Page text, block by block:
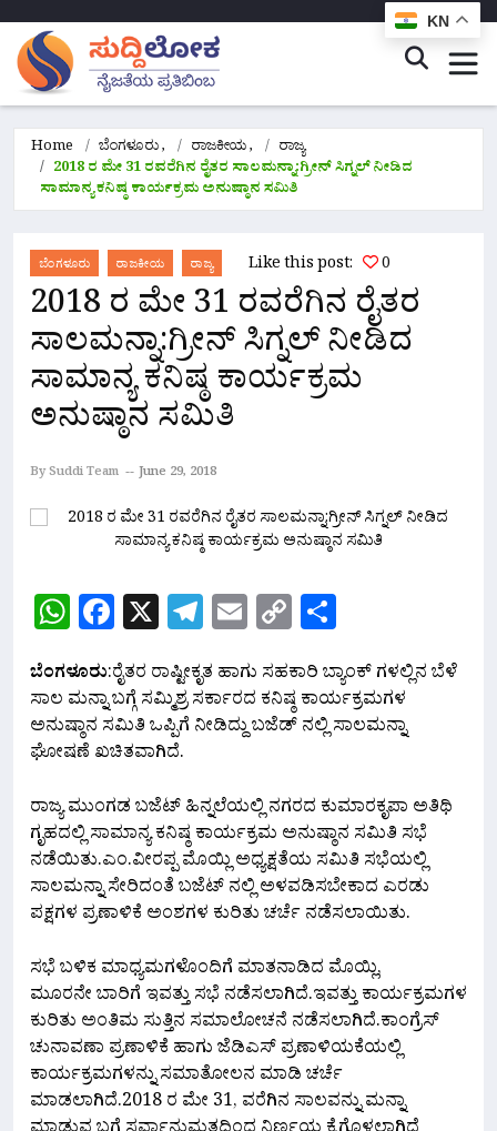
Home ಬೆಂಗಳೂರು, ರಾಜಕೀಯ,
ರಾಜ್ಯ
2018 ರ ಮೇ 31 ರವರೆಗಿನ ರೈತರ ಸಾಲಮನ್ನಾ:ಗ್ರೀನ್ ಸಿಗ್ನಲ್ ನೀಡಿದ
ಸಾಮಾನ್ಯ ಕನಿಷ್ಠ ಕಾರ್ಯಕ್ರಮ ಅನುಷ್ಠಾನ ಸಮಿತಿ
ಬೆಂಗಳೂರು ರಾಜಕೀಯ ರಾಜ್ಯ Like this post: 0
2018 ರ ಮೇ 31 ರವರೆಗಿನ ರೈತರ
ಸಾಲಮನ್ನಾ:ಗ್ರೀನ್ ಸಿಗ್ನಲ್ ನೀಡಿದ
ಸಾಮಾನ್ಯ ಕನಿಷ್ಠ ಕಾರ್ಯಕ್ರಮ
ಅನುಷ್ಠಾನ ಸಮಿತಿ
By Suddi Team June 29, 2018
WhatsApp
Facebook
X Telegram
Email
Copy
Link
ಬೆಂಗಳೂರು:ರೈತರ ರಾಷ್ಟೀಕೃತ ಹಾಗು ಸಹಕಾರಿ ಬ್ಯಾಂಕ್ ಗಳಲ್ಲಿನ ಬೆಳೆ
ಸಾಲ ಮನ್ನಾ ಬಗ್ಗೆ ಸಮ್ಮಿಶ್ರ ಸರ್ಕಾರದ ಕನಿಷ್ಠ ಕಾರ್ಯಕ್ರಮಗಳ
ಅನುಷ್ಠಾನ ಸಮಿತಿ ಒಪ್ಪಿಗೆ ನೀಡಿದ್ದು ಬಜೆಡ್ ನಲ್ಲಿ ಸಾಲಮನ್ನಾ
ಘೋಷಣೆ ಖಚಿತವಾಗಿದೆ.
ರಾಜ್ಯ ಮುಂಗಡ ಬಜೆಟ್ ಹಿನ್ನಲೆಯಲ್ಲಿ ನಗರದ ಕುಮಾರಕೃಪಾ ಅತಿಥಿ
ಗೃಹದಲ್ಲಿ ಸಾಮಾನ್ಯ ಕನಿಷ್ಠ ಕಾರ್ಯಕ್ರಮ ಅನುಷ್ಠಾನ ಸಮಿತಿ ಸಭೆ
ನಡೆಯಿತು.‌ಎಂ.ವೀರಪ್ಪ ಮೊಯ್ಲಿ ಅಧ್ಯಕ್ಷತೆಯ ಸಮಿತಿ ಸಭೆಯಲ್ಲಿ
ಸಾಲಮನ್ನಾ ಸೇರಿದಂತೆ ಬಜೆಟ್ ನಲ್ಲಿ ಅಳವಡಿಸಬೇಕಾದ ಎರಡು
ಪಕ್ಷಗಳ ಪ್ರಣಾಳಿಕೆ ಅಂಶಗಳ ಕುರಿತು ಚರ್ಚೆ ನಡೆಸಲಾಯಿತು.
ಸಭೆ ಬಳಿಕ ಮಾಧ್ಯಮಗಳೊಂದಿಗೆ ಮಾತನಾಡಿದ ಮೊಯ್ಲಿ,
ಮೂರನೇ ಬಾರಿಗೆ ಇವತ್ತು ಸಭೆ ನಡೆಸಲಾಗಿದೆ.ಇವತ್ತು ಕಾರ್ಯಕ್ರಮಗಳ
ಕುರಿತು ಅಂತಿಮ ಸುತ್ತಿನ ಸಮಾಲೋಚನೆ ನಡೆಸಲಾಗಿದೆ.ಕಾಂಗ್ರೆಸ್
ಚುನಾವಣಾ ಪ್ರಣಾಳಿಕೆ ಹಾಗು ಜೆಡಿಎಸ್ ಪ್ರಣಾಳಿಯಕೆಯಲ್ಲಿ
ಕಾರ್ಯಕ್ರಮಗಳನ್ನು ಸಮಾತೋಲನ ಮಾಡಿ ಚರ್ಚೆ
ಮಾಡಲಾಗಿದೆ.2018 ರ ಮೇ 31, ವರೆಗಿನ ಸಾಲವನ್ನು ಮನ್ನಾ
KN